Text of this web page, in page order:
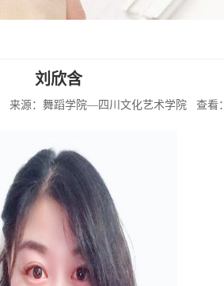
刘欣含
来源：舞蹈学院—四川文化艺术学院 查看：